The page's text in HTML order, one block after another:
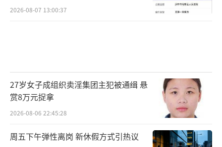
2026-08-07 13:00:37
27岁女子成组织卖淫集团主犯被通缉 悬
赏8万元捉拿
2026-08-06 22:45:28
周五下午弹性离岗 新休假方式引热议